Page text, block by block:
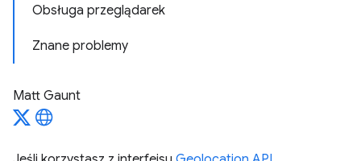
Obsługa przeglądarek
Znane problemy
Matt Gaunt